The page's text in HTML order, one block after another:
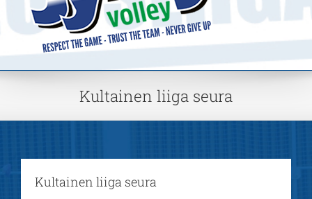
Kultainen liiga seura
Kultainen liiga seura